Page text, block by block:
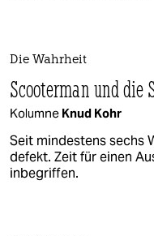
Die Wahrheit
Scooterman und die
Kolumne Knud Kohr
Seit mindestens sechs
defekt. Zeit für einen
inbegriffen.